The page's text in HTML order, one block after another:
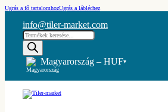
Ugrás a fő tartalomhozUgrás a lábléchez
info@tiler-market.com
Products
search
Magyarország – HUF▾